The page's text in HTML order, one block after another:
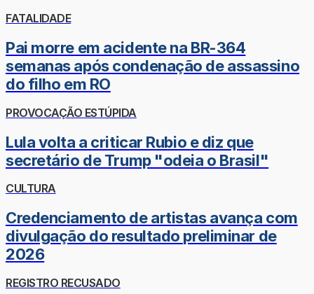
FATALIDADE
Pai morre em acidente na BR-364
semanas após condenação de assassino
do filho em RO
PROVOCAÇÃO ESTÚPIDA
Lula volta a criticar Rubio e diz que
secretário de Trump "odeia o Brasil"
CULTURA
Credenciamento de artistas avança com
divulgação do resultado preliminar de
2026
REGISTRO RECUSADO